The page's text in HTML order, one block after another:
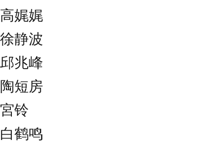
高娓娓
徐静波
邱兆峰
陶短房
宮铃
白鹤鸣